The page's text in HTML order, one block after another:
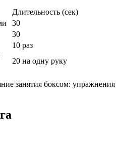
Длительность (сек)
30
30
10 раз
20 на одну руку
занятия боксом: упражнения